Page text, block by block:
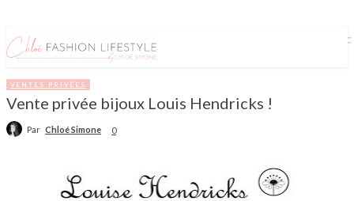
VENTES PRIVÉES
Vente privée bijoux Louis Hendricks !
Par Chloé Simone 0